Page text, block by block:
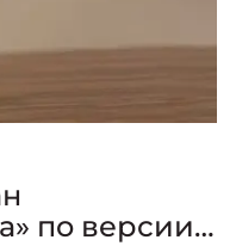
по версии